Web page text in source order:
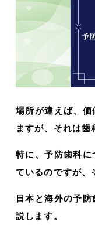
場所が違えば、
ますが、それは歯
特に、予防歯科
ているのですが、
日本と海外の予
説します。